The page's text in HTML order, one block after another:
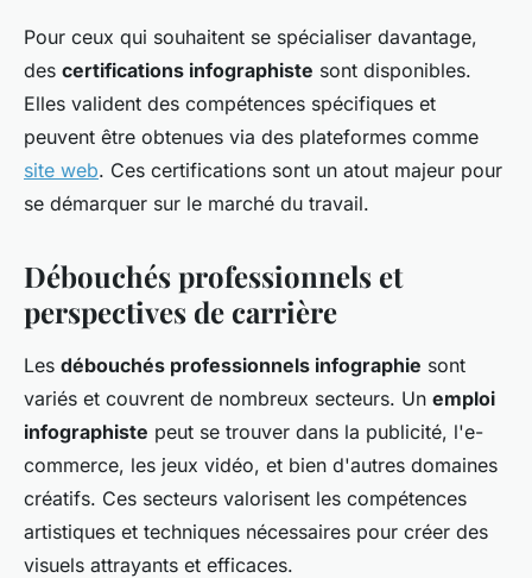
Pour ceux qui souhaitent se spécialiser davantage,
des certifications infographiste sont disponibles.
Elles valident des compétences spécifiques et
peuvent être obtenues via des plateformes comme
site web. Ces certifications sont un atout majeur pour
se démarquer sur le marché du travail.
Débouchés professionnels et
perspectives de carrière
Les débouchés professionnels infographie sont
variés et couvrent de nombreux secteurs. Un emploi
infographiste peut se trouver dans la publicité, l'e-
commerce, les jeux vidéo, et bien d'autres domaines
créatifs. Ces secteurs valorisent les compétences
artistiques et techniques nécessaires pour créer des
visuels attrayants et efficaces.